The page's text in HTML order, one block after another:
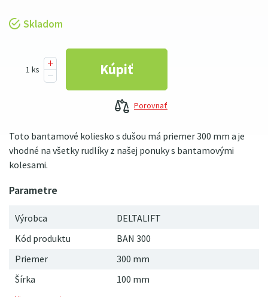
Toto bantamové koliesko s dušou má priemer 300 mm a je
vhodné na všetky rudlíky z našej ponuky s bantamovými
kolesami.
Výrobca
DELTALIFT
Kód produktu
BAN 300
Skladom
Priemer
300 mm
Šírka
100 mm
Porovnať